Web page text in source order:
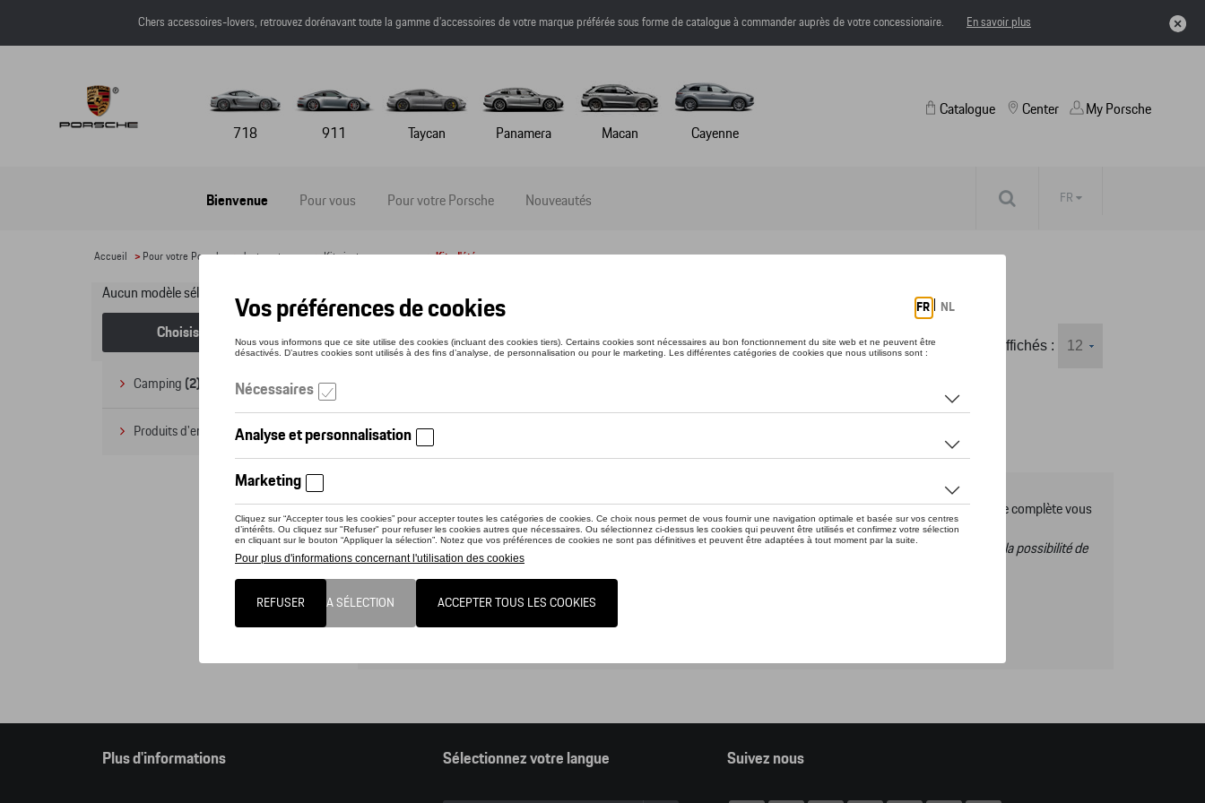
Chers accessoires-lovers, retrouvez dorénavant toute la gamme d’accessoires de votre marque préférée sous forme de catalogue à commander auprès de votre concessionaire. En savoir plus
718 911 Taycan Panamera Macan Cayenne
Catalogue
Bienvenue Pour vous Pour votre Porsche Nouveautés
Center My Porsche
FR
Accueil > Pour votre Porsche >Jantes et roues >Kits jantes avec pneus > Kits d'été
Aucun modèle sélectionné (Tout afficher)
Choisissez un modèle
Camping (2)
Produits d'entretien(1)
Kits d'été
Nombre d'éléments affichés :
Cet online shop vous présente une sélection d’articles de la gamme accessoires Tequipment, pour découvrir la gamme complète vous
pouvez consulter notre Moteur de recherche d’accessoires Tequipment.
Attention, en cliquant sur le lien du catalogue vous sortez du online shop et dans ce catalogue vous n’aurez donc pas la possibilité de
commander des articles en ligne.
Catalogue Porsche
Plus d'informations Sélectionnez votre langue Suivez nous